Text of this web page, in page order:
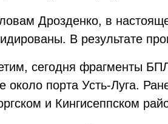
Дрозденко, в
В результате
сегодня фрагменты
около порта Усть-Луга.
и Кингисеппском